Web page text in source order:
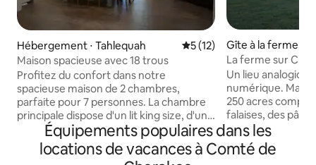
Hébergement ⋅ Tahlequah Évaluation moyenne sur la
5 (12)
Maison spacieuse avec 18 trous
Profitez du confort dans notre
spacieuse maison de 2 chambres,
parfaite pour 7 personnes. La chambre
principale dispose d'un lit king size, d'un
dressing et d'une salle de bain complète.
La deuxième chambre dispose d'un lit
superposé et d'un lit double
Gîte à la ferme ⋅
La ferme sur
Un lieu
numérique. Mais il y a le
250 acres
falaises, des
ferme offre
une ou deux
d'une escapade. Il y a des chemins pour
Équipements populaires dans les
locations de vacances à Comté de